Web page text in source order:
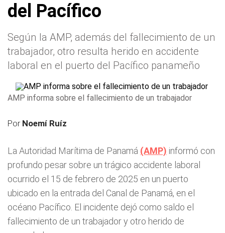
del Pacífico
Según la AMP, además del fallecimiento de un
trabajador, otro resulta herido en accidente
laboral en el puerto del Pacífico panameño
AMP informa sobre el fallecimiento de un trabajador
Por Noemí Ruíz
La Autoridad Marítima de Panamá (AMP) informó con
profundo pesar sobre un trágico accidente laboral
ocurrido el 15 de febrero de 2025 en un puerto
ubicado en la entrada del Canal de Panamá, en el
océano Pacífico. El incidente dejó como saldo el
fallecimiento de un trabajador y otro herido de